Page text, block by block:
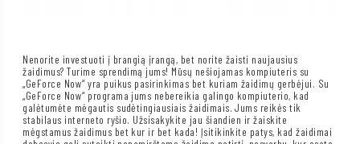
Nenorite investuoti į brangią įrangą, bet norite žaisti naujausius
žaidimus? Turime sprendimą jums! Mūsų nešiojamas kompiuteris su
„GeForce Now“ yra puikus pasirinkimas bet kuriam žaidimų gerbėjui. Su
„GeForce Now“ programa jums nebereikia galingo kompiuterio, kad
galėtumėte mėgautis sudėtingiausiais žaidimais. Jums reikės tik
stabilaus interneto ryšio. Užsisakykite jau šiandien ir žaiskite
mėgstamus žaidimus bet kur ir bet kada! Įsitikinkite patys, kad žaidimai